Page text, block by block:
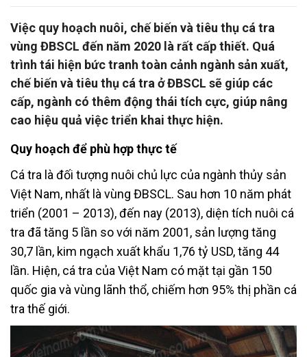
Việc quy hoạch nuôi, chế biến và tiêu thụ cá tra
vùng ĐBSCL đến năm 2020 là rất cấp thiết. Quá
trình tái hiện bức tranh toàn cảnh ngành sản xuất,
chế biến và tiêu thụ cá tra ở ĐBSCL sẽ giúp các
cấp, ngành có thêm động thái tích cực, giúp nâng
cao hiệu quả việc triển khai thực hiện.
Quy hoạch để phù hợp thực tế
Cá tra là đối tượng nuôi chủ lực của ngành thủy sản
Việt Nam, nhất là vùng ĐBSCL. Sau hơn 10 năm phát
triển (2001 – 2013), đến nay (2013), diện tích nuôi cá
tra đã tăng 5 lần so với năm 2001, sản lượng tăng
30,7 lần, kim ngạch xuất khẩu 1,76 tỷ USD, tăng 44
lần. Hiện, cá tra của Việt Nam có mặt tại gần 150
quốc gia và vùng lãnh thổ, chiếm hơn 95% thị phần cá
tra thế giới.